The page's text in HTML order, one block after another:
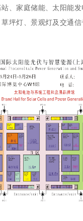
、家庭储能、太阳能
坪灯、景观灯及交通